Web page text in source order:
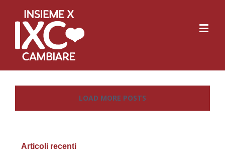
LOAD MORE POSTS
Articoli recenti